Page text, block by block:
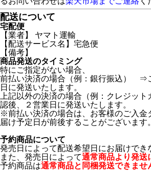
配送について
宅配便
【業者】 ヤマト運輸
【配送サービス名】宅急便
【備考】
商品発送のタイミング
特にご指定がない場合、
前払い決済の場合（例：銀行振込） ⇒
日に発送いたします。
上記以外の決済の場合（例：クレジッ
認後、２営業日に発送いたします。
※前払い決済の場合は、お客様のご入金
届け予定日が前後することがございます。
予約商品について
発売日によって配送希望日にお届けでき
また、発売日によって通常商品より発送
予約商品は通常商品と同梱発送できませ